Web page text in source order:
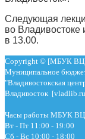
Следующая
во Владивостоке
в 13.00.
Copyright © [МБУК
Муниципальное
"Владивостокская
Владивосток
Часы работы МБУК
Вт - Пт 11:00 - 19:00
Сб - Вс 10:00 - 18:00